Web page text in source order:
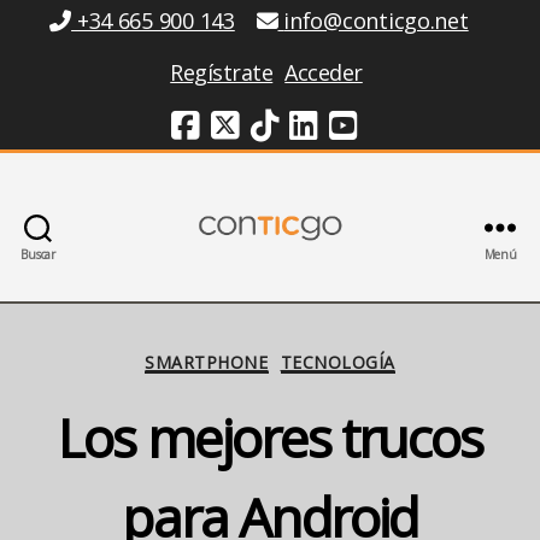
Información
+34 665 900 143
info@conticgo.net
Regístrate Acceder
Redes Sociales
Buscar Menú
Categorías
SMARTPHONE TECNOLOGÍA
Los mejores trucos
para Android